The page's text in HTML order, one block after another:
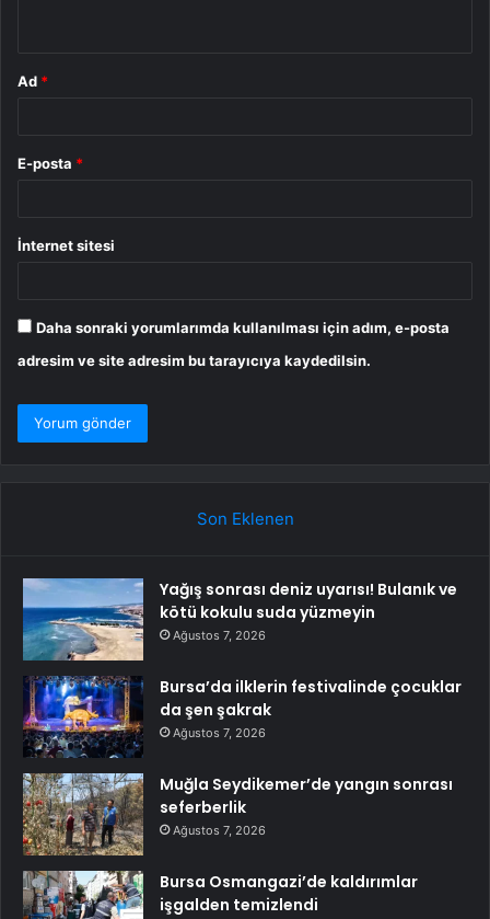
Ad *
E-posta *
İnternet sitesi
Daha sonraki yorumlarımda kullanılması için adım, e-posta
adresim ve site adresim bu tarayıcıya kaydedilsin.
Son Eklenen
Yağış sonrası deniz uyarısı! Bulanık ve
kötü kokulu suda yüzmeyin
Ağustos 7, 2026
Bursa’da ilklerin festivalinde çocuklar
da şen şakrak
Ağustos 7, 2026
Muğla Seydikemer’de yangın sonrası
seferberlik
Ağustos 7, 2026
Bursa Osmangazi’de kaldırımlar
işgalden temizlendi